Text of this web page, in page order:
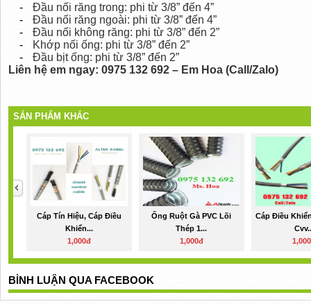
-
Đầu nối răng trong: phi từ 3/8” đến 4”
-
Đầu nối răng ngoài: phi từ 3/8” đến 4”
-
Đầu nối không răng: phi từ 3/8” đến 2”
-
Khớp nối ống: phi từ 3/8” đến 2”
-
Đầu bịt ống: phi từ 3/8” đến 2”
Liên hệ em ngay: 0975 132 692 – Em Hoa (Call/Zalo)
SẢN PHẨM KHÁC
Cáp Tín Hiệu, Cáp Điều
Khiển...
1,000đ
Ống Ruột Gà PVC Lõi
Thép 1...
1,000đ
Cáp Điều
BÌNH LUẬN QUA FACEBOOK